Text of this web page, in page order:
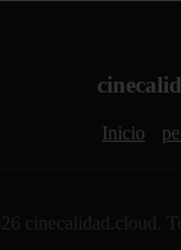
Inicio
cinecalidad.cloud.